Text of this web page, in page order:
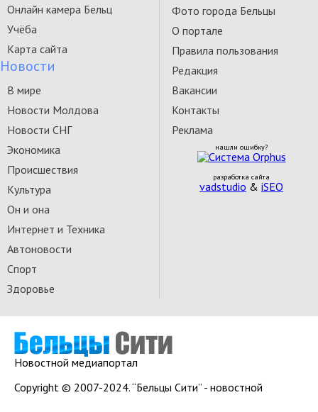
Онлайн камера Бельц
Учёба
Карта сайта
Новости
В мире
Новости Молдова
Новости СНГ
Экономика
Происшествия
Культура
Он и она
Интернет и Техника
Автоновости
Спорт
Здоровье
Фото города Бельцы
О портале
Правила пользования
Редакция
Вакансии
Контакты
Реклама
нашли ошибку?
разработка сайта
vadstudio & iSEO
Новостной медиапортал
Copyright © 2007-2024. “Бельцы Сити” - новостной